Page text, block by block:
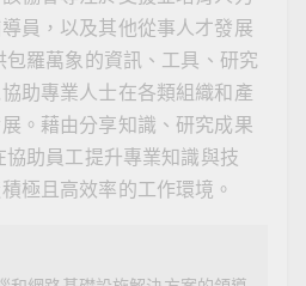
員，以及其他從事人才發展
包羅萬象的資訊、工具、研究
助專業人士在各類組織和產
。藉由分享知識、研究成果
助員工提升專業知識與技
極且高效率的工作環境。